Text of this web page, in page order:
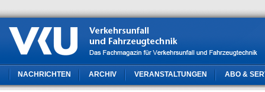
NACHRICHTEN ARCHIV VERANSTALTUNGEN ABO &